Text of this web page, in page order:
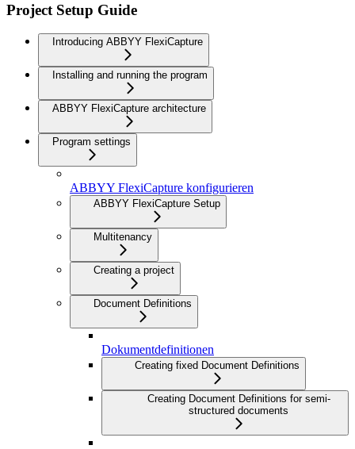
Project Setup Guide
Introducing ABBYY FlexiCapture
Installing and running the program
ABBYY FlexiCapture architecture
Program settings
ABBYY FlexiCapture konfigurieren
ABBYY FlexiCapture Setup
Multitenancy
Creating a project
Document Definitions
Dokumentdefinitionen
Creating fixed Document Definitions
Creating Document Definitions for semi-
structured documents